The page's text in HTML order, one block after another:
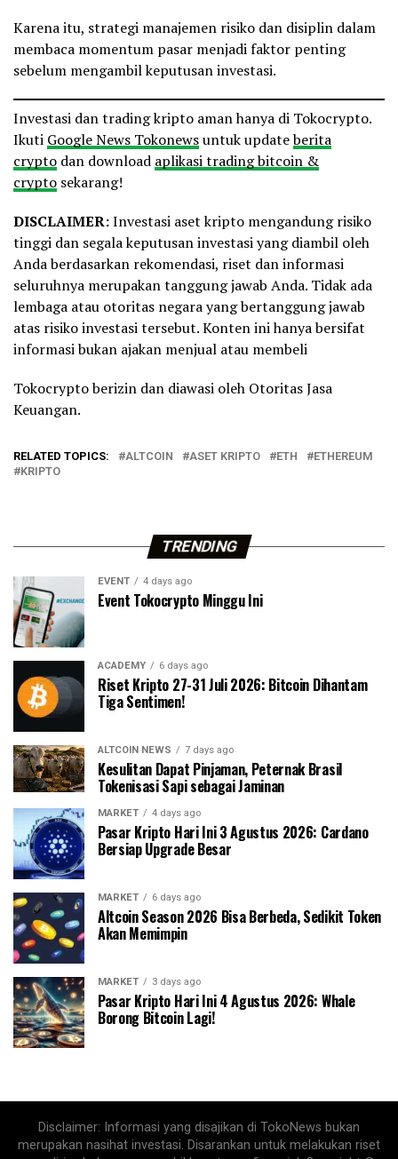
Karena itu, strategi manajemen risiko dan disiplin dalam
membaca momentum pasar menjadi faktor penting
sebelum mengambil keputusan investasi.
Investasi dan trading kripto aman hanya di Tokocrypto.
Ikuti Google News Tokonewsuntuk updateberita
crypto dan download aplikasi trading bitcoin &
crypto sekarang!
DISCLAIMER:Investasi aset kripto mengandung risiko
tinggi dan segala keputusan investasi yang diambil oleh
Anda berdasarkan rekomendasi, riset dan informasi
seluruhnya merupakan tanggung jawab Anda. Tidak ada
lembaga atau otoritas negara yang bertanggung jawab
atas risiko investasi tersebut. Konten ini hanya bersifat
informasi bukan ajakan menjual atau membeli
Tokocrypto berizin dan diawasi oleh Otoritas Jasa
Keuangan.
RELATED TOPICS: ALTCOIN ASET KRIPTO ETH
ETHEREUM
KRIPTO
TRENDING
EVENT 4 days ago
Event Tokocrypto Minggu Ini
ACADEMY 6 days ago
Riset Kripto 27-31 Juli 2026: Bitcoin Dihantam
Tiga Sentimen!
ALTCOIN NEWS 7 days ago
Kesulitan Dapat Pinjaman, Peternak Brasil
Tokenisasi Sapi sebagai Jaminan
MARKET 4 days ago
Pasar Kripto Hari Ini 3 Agustus 2026: Cardano
Bersiap Upgrade Besar
MARKET 6 days ago
Altcoin Season 2026 Bisa Berbeda, Sedikit Token
Akan Memimpin
MARKET 3 days ago
Pasar Kripto Hari Ini 4 Agustus 2026: Whale
Borong Bitcoin Lagi!
Disclaimer: Informasi yang disajikan di TokoNews bukan
merupakan nasihat investasi. Disarankan untuk melakukan riset